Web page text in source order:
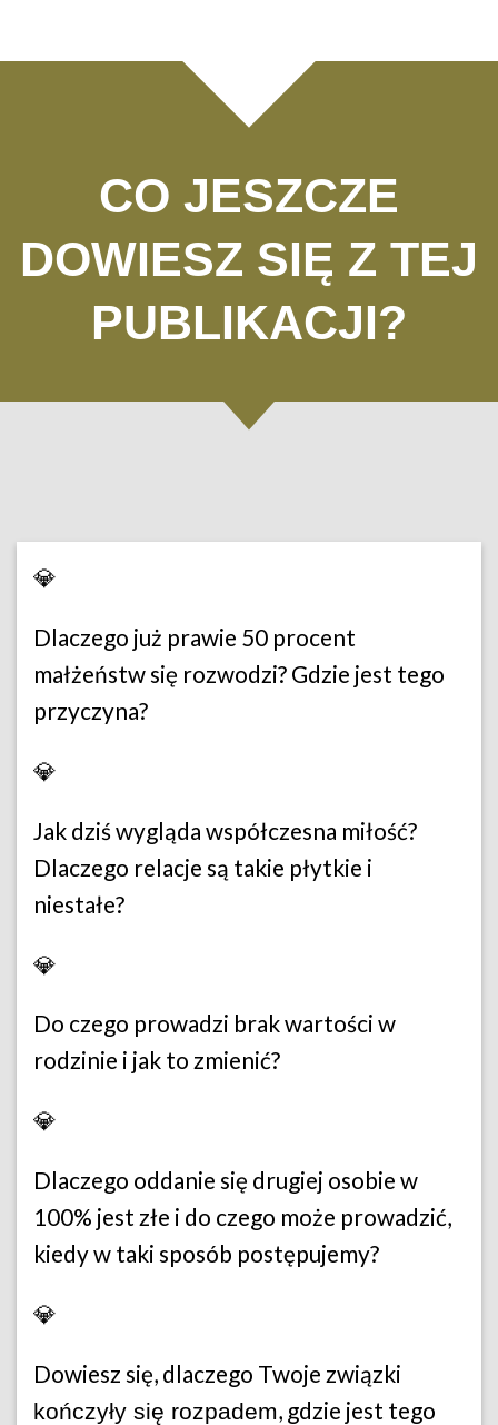
CO JESZCZE
DOWIESZ SIĘ Z TEJ
PUBLIKACJI?
💎
Dlaczego już prawie 50 procent
małżeństw się rozwodzi? Gdzie jest tego
przyczyna?
💎
Jak dziś wygląda współczesna miłość?
Dlaczego relacje są takie płytkie i
niestałe?
💎
Do czego prowadzi brak wartości w
rodzinie i jak to zmienić?
💎
Dlaczego oddanie się drugiej osobie w
100% jest złe i do czego może prowadzić,
kiedy w taki sposób postępujemy?
💎
Dowiesz się, dlaczego Twoje związki
kończyły się rozpadem, gdzie jest tego